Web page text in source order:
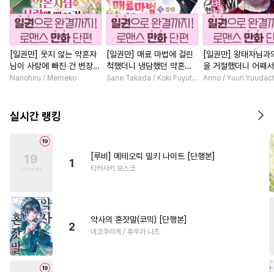
[일권만] 웃지 않는 약혼자
님이 사랑에 빠진 건 변장한
저인 것 같습니다 [단행본]
Nanohiru / Memeko
[일권만] 매료 마법에 걸린
척했더니 냉담했던 약혼자
가 맹목적인 사랑꾼이 되었
Sane Takada / Koki Fuyutsuki
[일권만] 왕태자님과
을 거절했더니 어째
얀데레로 돌변했습
Anno / Yuuri
실시간 랭킹
1
[루비] 메테오릭 밀키 나이트 [단행본]
타카사키 보스코
2
약사의 혼잣말(코믹) [단행본]
네코쿠라게 / 휴우가 나츠